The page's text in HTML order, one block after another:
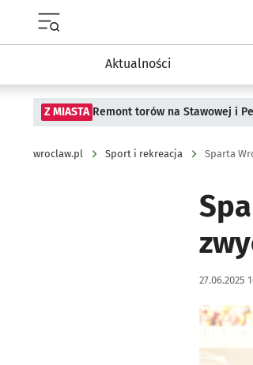
Aktualności
Z MIASTA Remont torów na Stawowej i
wroclaw.pl Sport i rekreacja Sparta
Data
27.06.2025
Kliknij,